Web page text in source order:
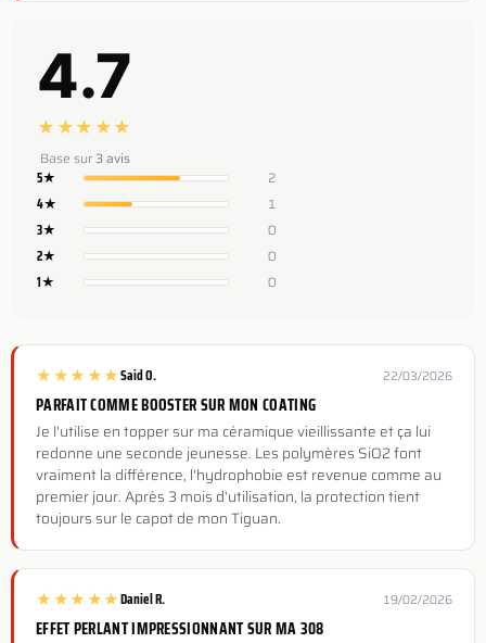
4.7
★ ★★ ★★
Base sur3 avis
5★
2
4★
1
3★
0
2★
0
1★
0
★★★★★Said O. 22/03/2026
PARFAIT COMME BOOSTER SUR MON COATING
Je l'utilise en topper sur ma céramique vieillissante et ça lui
redonne une seconde jeunesse. Les polymères SiO2 font
vraiment la différence, l'hydrophobie est revenue comme au
premier jour. Après 3 mois d'utilisation, la protection tient
toujours sur le capot de mon Tiguan.
★★★★★Daniel R. 19/02/2026
EFFET PERLANT IMPRESSIONNANT SUR MA 308